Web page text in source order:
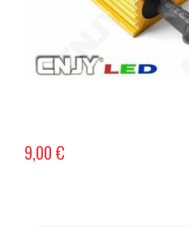
9,00 €